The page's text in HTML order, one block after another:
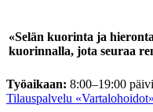
«Selän kuorinta ja
kuorinnalla, jota seuraa
Työaikaan: 8:00–19:00
Tilauspalvelu «Vartalohoidot»